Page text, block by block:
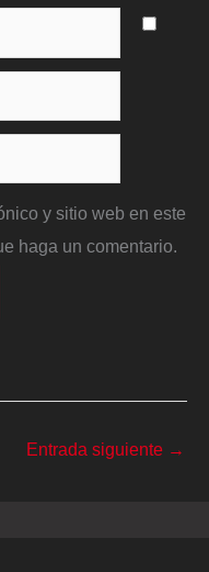
y sitio web en este
haga un comentario.
Entrada siguiente →